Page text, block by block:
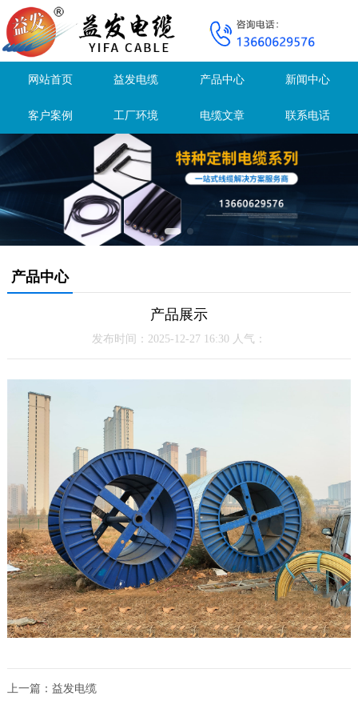
网站首页 益发电缆 产品中心 新闻中心
客户案例 工厂环境 电缆文章 联系电话
产品中心
产品展示
发布时间：2025-12-27 16:30 人气：
上一篇： 益发电缆